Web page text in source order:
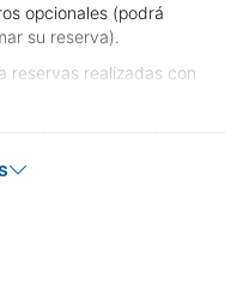
opcionales (podrá
su reserva).
reservas realizadas con